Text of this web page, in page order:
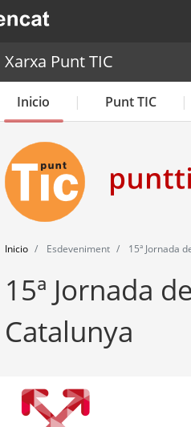
en una nova finestra.
Xarxa Punt TIC
Inicio Punt TIC
Inicio Esdeveniment 15ª Jornada
15ª Jornada
Catalunya